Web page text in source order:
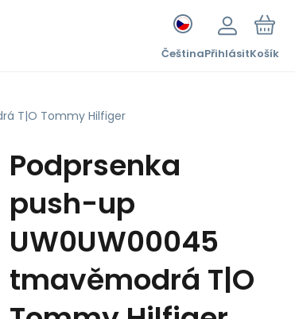
ČeštinaPřihlásitKošík
T|O Tommy Hilfiger
Podprsenka
push-up
UW0UW00045
tmavěmodrá T|O